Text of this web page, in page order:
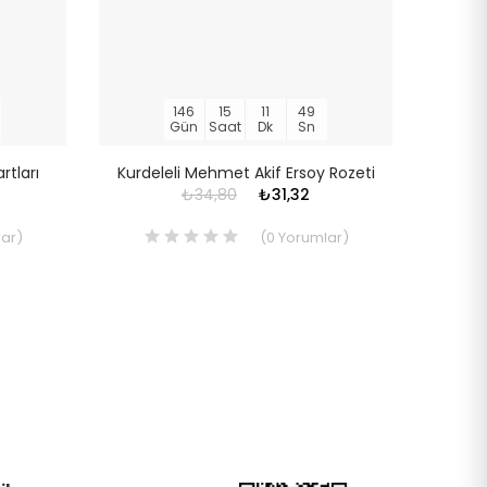
)
146
Gün
15
Saat
11
Dk
48
Sn
Kurdeleli Mehmet Akif Ersoy Rozeti
₺34,80
₺31,32
(0 Yorumlar)